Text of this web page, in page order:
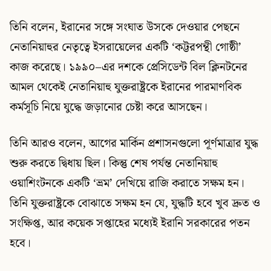
তিনি বলেন, ইরানের সঙ্গে সংঘাত উসকে দেওয়ার পেছনে
নেতানিয়াহুর নেতৃত্বে ইসরায়েলের একটি ‘কট্টরপন্থী গোষ্ঠী’
কাজ করেছে। ১৯৯০–এর দশকে প্রেসিডেন্ট বিল ক্লিনটনের
আমল থেকেই নেতানিয়াহু যুক্তরাষ্ট্রকে ইরানের পারমাণবিক
কর্মসূচি নিয়ে যুদ্ধে জড়ানোর চেষ্টা করে আসছেন।
তিনি আরও বলেন, আগের মার্কিন প্রশাসনগুলো পূর্ণমাত্রার যুদ্ধ
শুরু করতে দ্বিধায় ছিল। কিন্তু শেষ পর্যন্ত নেতানিয়াহু
ওয়াশিংটনকে একটি ‘ভ্রম’ দেখিয়ে রাজি করাতে সক্ষম হন।
তিনি যুক্তরাষ্ট্রকে বোঝাতে সক্ষম হন যে, যুদ্ধটি হবে খুব দ্রুত ও
সংক্ষিপ্ত, আর কয়েক সপ্তাহের মধ্যেই ইরানি সরকারের পতন
হবে।